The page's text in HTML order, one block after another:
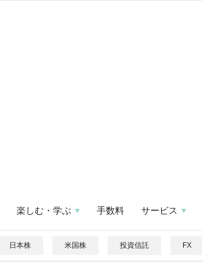
楽しむ・学ぶ 手数料 サービス
日本株 米国株 投資信託 FX